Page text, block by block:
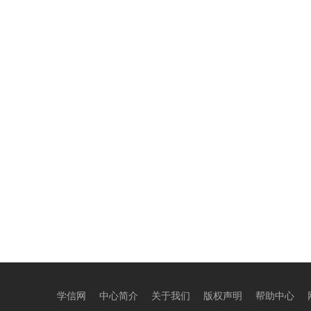
学信网 中心简介 关于我们 版权声明 帮助中心